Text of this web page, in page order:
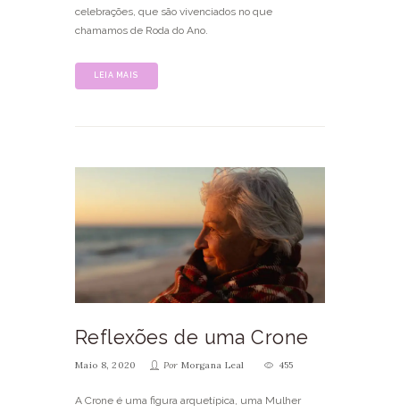
celebrações, que são vivenciados no que
chamamos de Roda do Ano.
LEIA MAIS
Reflexões de uma Crone
Maio 8, 2020 PorMorgana Leal 455
A Crone é uma figura arquetípica, uma Mulher